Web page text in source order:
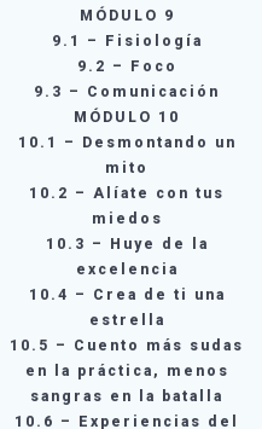
MÓDULO 9
9.1 – Fisiología
9.2 – Foco
9.3 – Comunicación
MÓDULO 10
10.1 – Desmontando un
mito
10.2 – Alíate con tus
miedos
10.3 – Huye de la
excelencia
10.4 – Crea de ti una
estrella
10.5 – Cuento más sudas
en la práctica, menos
sangras en la batalla
10.6 – Experiencias del